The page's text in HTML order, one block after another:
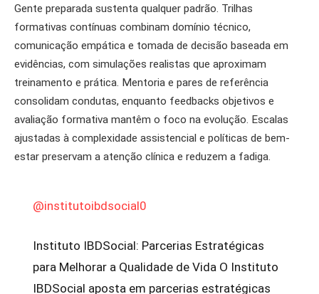
Gente preparada sustenta qualquer padrão. Trilhas
formativas contínuas combinam domínio técnico,
comunicação empática e tomada de decisão baseada em
evidências, com simulações realistas que aproximam
treinamento e prática. Mentoria e pares de referência
consolidam condutas, enquanto feedbacks objetivos e
avaliação formativa mantêm o foco na evolução. Escalas
ajustadas à complexidade assistencial e políticas de bem-
estar preservam a atenção clínica e reduzem a fadiga.
@institutoibdsocial0
Instituto IBDSocial: Parcerias Estratégicas
para Melhorar a Qualidade de Vida O Instituto
IBDSocial aposta em parcerias estratégicas